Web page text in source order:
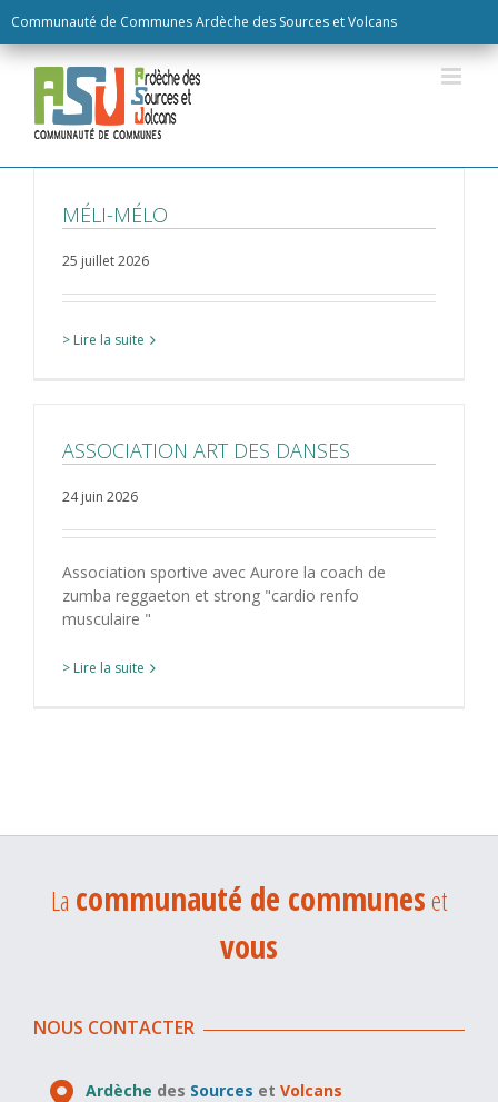
Communauté de Communes Ardèche des Sources et Volcans
to
content
MÉLI-MÉLO
25 juillet 2026
> Lire la suite
ASSOCIATION ART DES DANSES
24 juin 2026
Association sportive avec Aurore la coach de
zumba reggaeton et strong "cardio renfo
musculaire "
> Lire la suite
La communauté de communeset
vous
NOUS CONTACTER
Ardèche des Sources etVolcans